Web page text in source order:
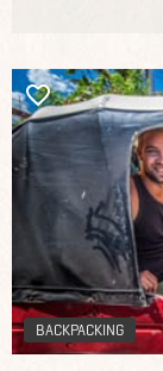
BACKPACKING